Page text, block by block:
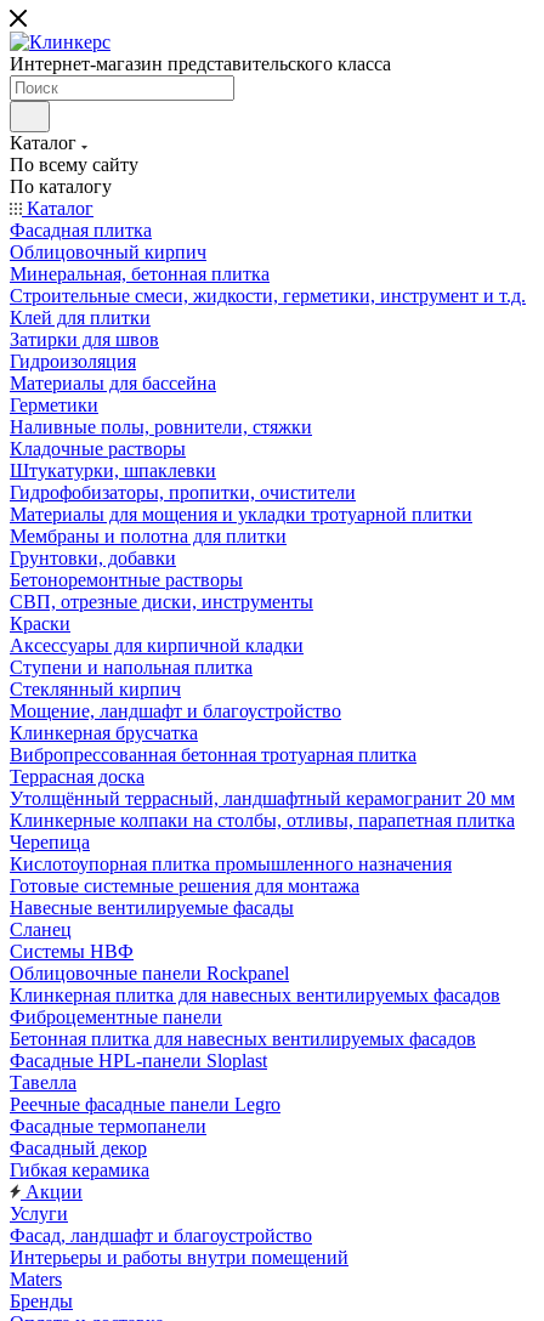
Интернет-магазин представительского класса
Каталог
По всему сайту
По каталогу
Каталог
Фасадная плитка
Облицовочный кирпич
Минеральная, бетонная плитка
Строительные смеси, жидкости, герметики, инструмент и т.д.
Клей для плитки
Затирки для швов
Гидроизоляция
Материалы для бассейна
Герметики
Наливные полы, ровнители, стяжки
Кладочные растворы
Штукатурки, шпаклевки
Гидрофобизаторы, пропитки, очистители
Материалы для мощения и укладки тротуарной плитки
Мембраны и полотна для плитки
Грунтовки, добавки
Бетоноремонтные растворы
СВП, отрезные диски, инструменты
Краски
Аксессуары для кирпичной кладки
Ступени и напольная плитка
Cтеклянный кирпич
Мощение, ландшафт и благоустройство
Клинкерная брусчатка
Вибропрессованная бетонная тротуарная плитка
Террасная доска
Утолщённый террасный, ландшафтный керамогранит 20 мм
Клинкерные колпаки на столбы, отливы, парапетная плитка
Черепица
Кислотоупорная плитка промышленного назначения
Готовые системные решения для монтажа
Навесные вентилируемые фасады
Сланец
Системы НВФ
Облицовочные панели Rockpanel
Клинкерная плитка для навесных вентилируемых фасадов
Фиброцементные панели
Бетонная плитка для навесных вентилируемых фасадов
Фасадные HPL-панели Sloplast
Тавелла
Реечные фасадные панели Legro
Фасадные термопанели
Фасадный декор
Гибкая керамика
Акции
Услуги
Фасад, ландшафт и благоустройство
Интерьеры и работы внутри помещений
Maters
Бренды